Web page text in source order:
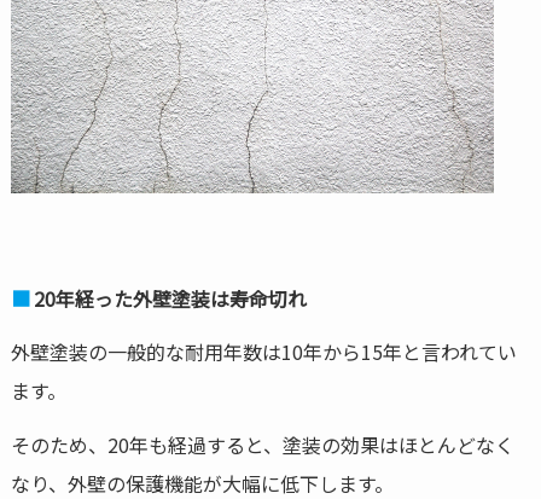
20年経った外壁塗装は寿命切れ
外壁塗装の一般的な耐用年数は10年から15年と言われてい
ます。
そのため、20年も経過すると、塗装の効果はほとんどなく
なり、外壁の保護機能が大幅に低下します。